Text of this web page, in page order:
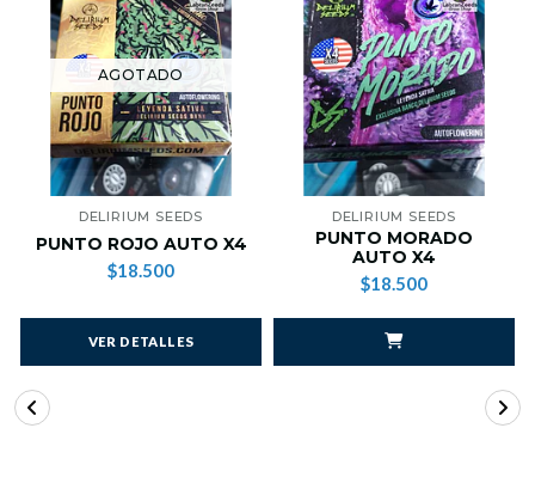
AGOTADO
DELIRIUM SEEDS
PUNTO ROJO AUTO X4
$18.500
VER DETALLES
DELIRIUM SEEDS
PUNTO MORADO
AUTO X4
$18.500